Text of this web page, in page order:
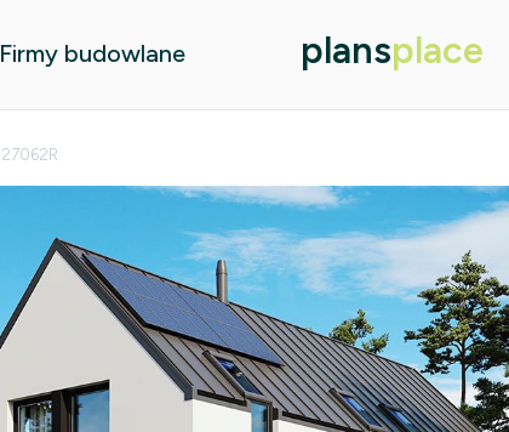
Firmy budowlane plansplace
27062R